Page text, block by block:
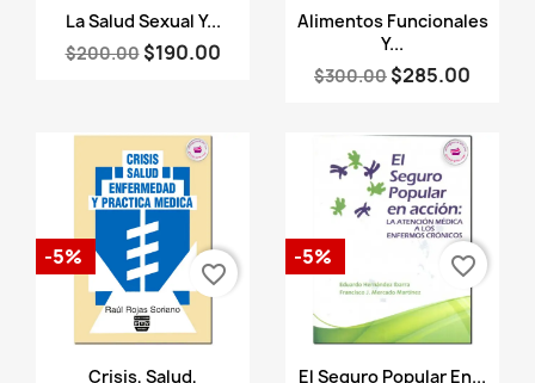
Vista rápida
La Salud Sexual Y...
$200.00 $190.00
Vista rápida
Alimentos Funcionales
Y...
$300.00 $285.00
Vista rápida
Crisis, Salud,
-5%
favorite_border
Vista rápida
El Seguro Popular En...
-5% favorite_border